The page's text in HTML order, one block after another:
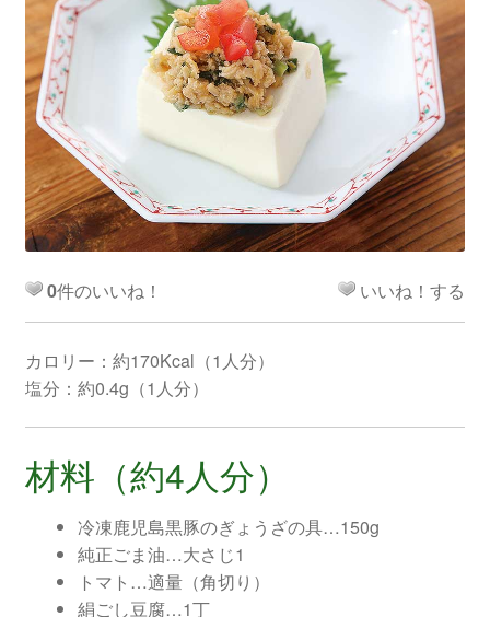
0件のいいね！ いいね！する
カロリー：約170Kcal（1人分）
塩分：約0.4g（1人分）
材料（約4人分）
冷凍鹿児島黒豚のぎょうざの具…150g
純正ごま油…大さじ1
トマト…適量（角切り）
絹ごし豆腐…1丁